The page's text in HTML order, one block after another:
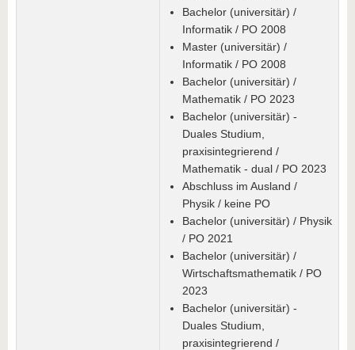
Bachelor (universitär) /
Informatik / PO 2008
Master (universitär) /
Informatik / PO 2008
Bachelor (universitär) /
Mathematik / PO 2023
Bachelor (universitär) -
Duales Studium,
praxisintegrierend /
Mathematik - dual / PO 2023
Abschluss im Ausland /
Physik / keine PO
Bachelor (universitär) / Physik
/ PO 2021
Bachelor (universitär) /
Wirtschaftsmathematik / PO
2023
Bachelor (universitär) -
Duales Studium,
praxisintegrierend /